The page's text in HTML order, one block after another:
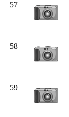
57
58
59